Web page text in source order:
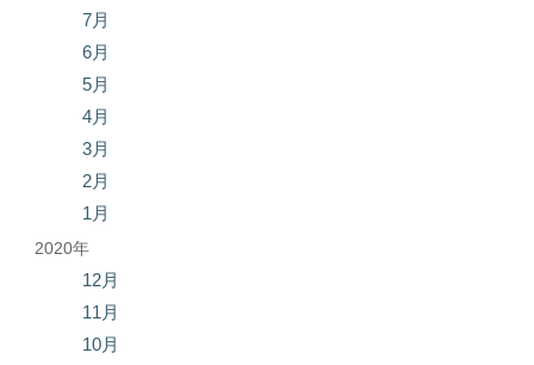
7月
6月
5月
4月
3月
2月
1月
2020年
12月
11月
10月